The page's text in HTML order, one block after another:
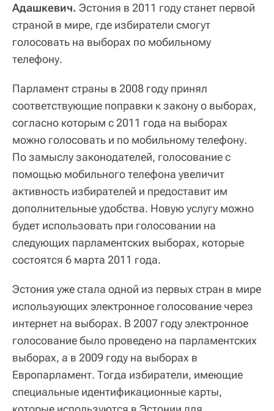
Адашкевич. Эстония в 2011 году станет первой
страной в мире, где избиратели смогут
голосовать на выборах по мобильному
телефону.
Парламент страны в 2008 году принял
соответствующие поправки к закону о выборах,
согласно которым с 2011 года на выборах
можно голосовать и по мобильному телефону.
По замыслу законодателей, голосование с
помощью мобильного телефона увеличит
активность избирателей и предоставит им
дополнительные удобства. Новую услугу можно
будет использовать при голосовании на
следующих парламентских выборах, которые
состоятся 6 марта 2011 года.
Эстония уже стала одной из первых стран в мире
использующих электронное голосование через
интернет на выборах. В 2007 году электронное
голосование было проведено на парламентских
выборах, а в 2009 году на выборах в
Европарламент. Тогда избиратели, имеющие
специальные идентификационные карты,